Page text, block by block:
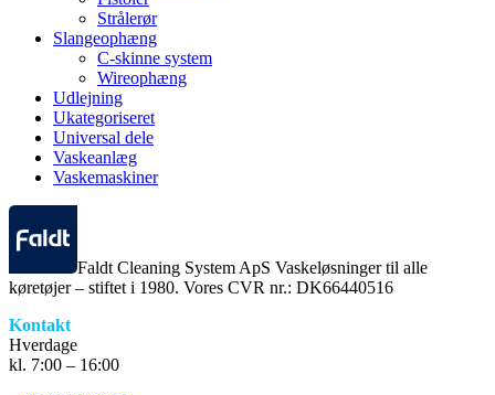
Strålerør
Slangeophæng
C-skinne system
Wireophæng
Udlejning
Ukategoriseret
Universal dele
Vaskeanlæg
Vaskemaskiner
Faldt Cleaning System ApS Vaskeløsninger til alle
køretøjer – stiftet i 1980. Vores CVR nr.: DK66440516
Kontakt
Hverdage
kl. 7:00 – 16:00